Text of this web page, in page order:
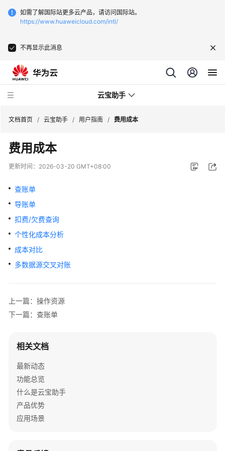
如需了解国际站更多云产品，请访问国际站。
https://www.huaweicloud.com/intl/
不再显示此消息
云宝助手
最
新
态
功
能
总
览
产
绍
快
入
用
户
南
文档首页 / 云宝助手 / 用户指南 / 费用成本
费用成本
更新时间： 2026-03-20 GMT+08:00
查账单
导账单
扣费/欠费查询
个性化成本分析
成本对比
多数据源交叉对账
上一篇：操作资源
下一篇：查账单
相关文档
最新动态
功能总览
什么是云宝助手
产品优势
应用场景